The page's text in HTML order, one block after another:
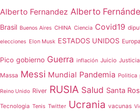
Alberto Fernandez Alberto
Brasil Buenos Aires CHINA Ciencia Covid19
elecciones Elon Musk ESTADOS UNIDOS Europa
Pico gobierno Guerra inflación Juicio Justicia
Massa Messi Mundial Pandemia Politica
Reino Unido River RUSIA Salud Santa
Tecnologia Tenis Twitter Ucrania vacunas